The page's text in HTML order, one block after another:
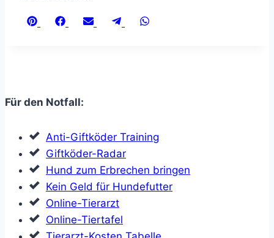
Share
Share
Share
Share
Für den Notfall:
Anti-Giftköder Training
Giftköder-Radar
Hund zum Erbrechen bringen
Kein Geld für Hundefutter
Online-Tierarzt
Online-Tiertafel